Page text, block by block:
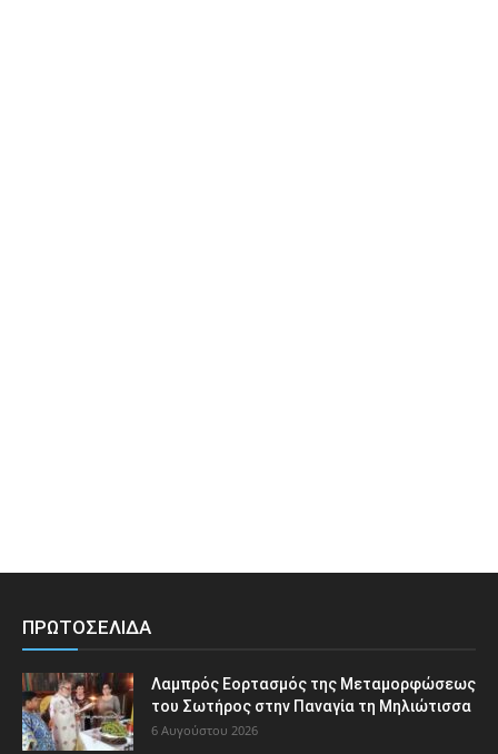
ΠΡΩΤΟΣΕΛΙΔΑ
Λαμπρός Εορτασμός της Μεταμορφώσεως
του Σωτήρος στην Παναγία τη Μηλιώτισσα
6 Αυγούστου 2026